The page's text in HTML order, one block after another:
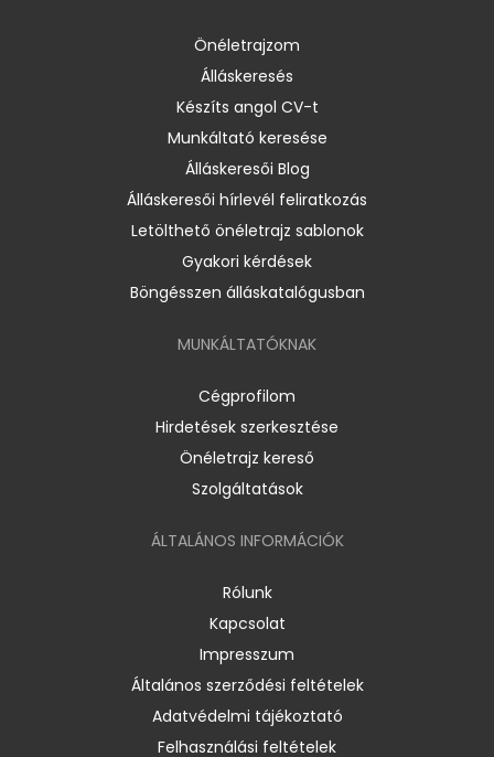
Önéletrajzom
Álláskeresés
Készíts angol CV-t
Munkáltató keresése
Álláskeresői Blog
Álláskeresői hírlevél feliratkozás
Letölthető önéletrajz sablonok
Gyakori kérdések
Böngésszen álláskatalógusban
MUNKÁLTATÓKNAK
Cégprofilom
Hirdetések szerkesztése
Önéletrajz kereső
Szolgáltatások
ÁLTALÁNOS INFORMÁCIÓK
Rólunk
Kapcsolat
Impresszum
Általános szerződési feltételek
Adatvédelmi tájékoztató
Felhasználási feltételek